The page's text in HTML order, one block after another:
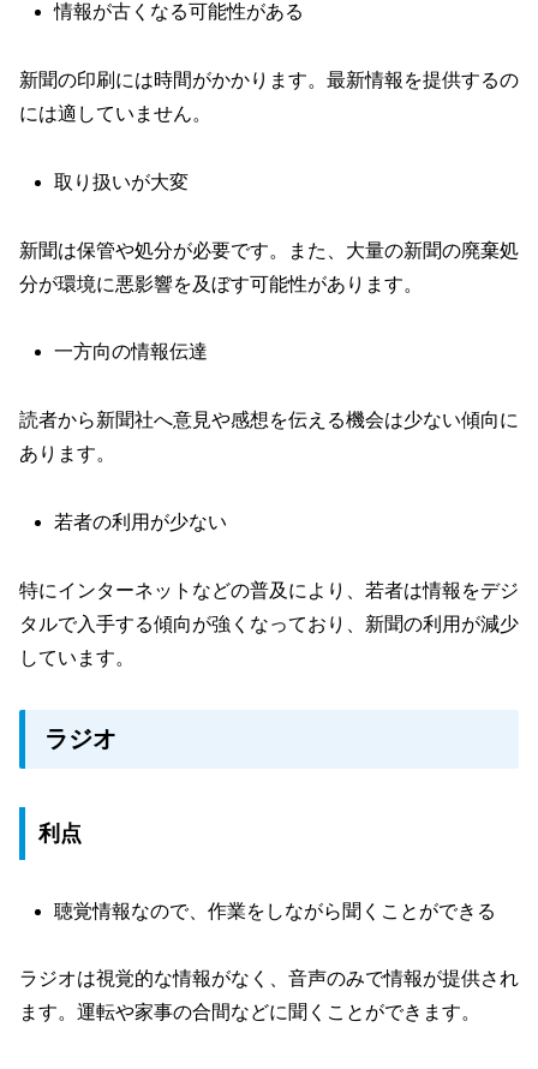
情報が古くなる可能性がある
新聞の印刷には時間がかかります。最新情報を提供するの
には適していません。
取り扱いが大変
新聞は保管や処分が必要です。また、大量の新聞の廃棄処
分が環境に悪影響を及ぼす可能性があります。
一方向の情報伝達
読者から新聞社へ意見や感想を伝える機会は少ない傾向に
あります。
若者の利用が少ない
特にインターネットなどの普及により、若者は情報をデジ
タルで入手する傾向が強くなっており、新聞の利用が減少
しています。
ラジオ
利点
聴覚情報なので、作業をしながら聞くことができる
ラジオは視覚的な情報がなく、音声のみで情報が提供され
ます。運転や家事の合間などに聞くことができます。